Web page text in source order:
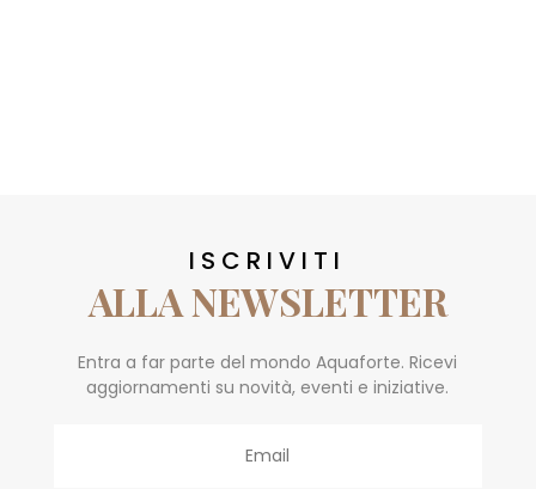
ISCRIVITI
ALLA NEWSLETTER
Entra a far parte del mondo Aquaforte. Ricevi
aggiornamenti su novità, eventi e iniziative.